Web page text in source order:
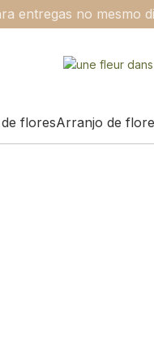
entregas no mesmo
floresArranjo de